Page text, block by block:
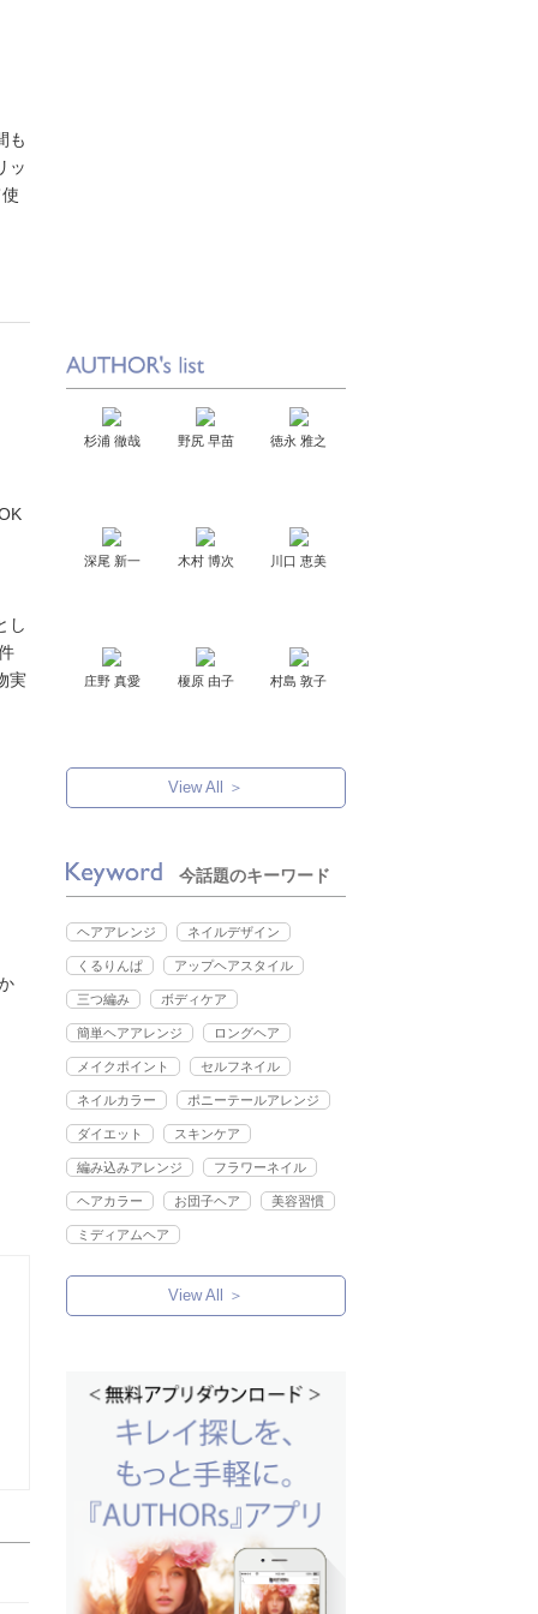
も
ッ
し
実
杉浦 徹哉 野尻 早苗 徳永 雅之
深尾 新一 木村 博次 川口 恵美
庄野 真愛 榎原 由子 村島 敦子
View All ＞
今話題のキーワード
ヘアアレンジ ネイルデザイン
くるりんぱ アップヘアスタイル
三つ編み ボディケア
簡単ヘアアレンジ ロングヘア
メイクポイント セルフネイル
ネイルカラー ポニーテールアレンジ
ダイエット スキンケア
編み込みアレンジ フラワーネイル
ヘアカラー お団子ヘア 美容習慣
ミディアムヘア
View All ＞